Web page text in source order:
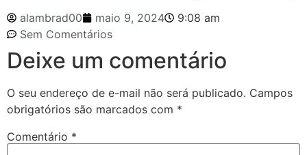
alambrad00
maio 9, 2024
9:08 am
Sem Comentários
Deixe um comentário
O seu endereço de e-mail não será publicado. Campos
obrigatórios são marcados com *
Comentário *